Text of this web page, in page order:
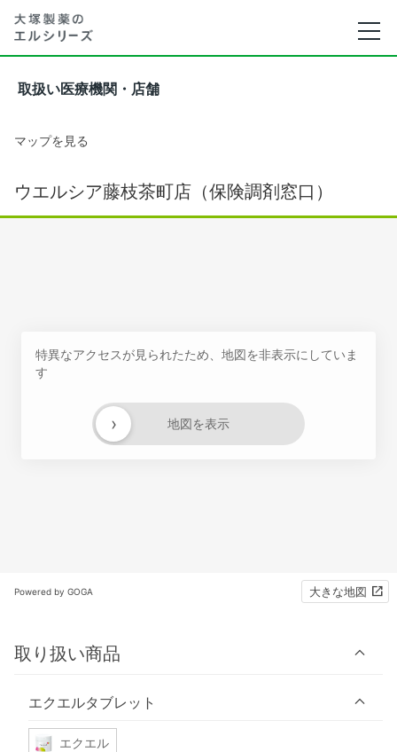
取扱い医療機関・店舗
マップを見る
ウエルシア藤枝茶町店（保険調剤窓口）
特異なアクセスが見られたため、地図を非表示にしていま
す
地図を表示
›
Powered by GOGA 大きな地図
取り扱い商品
エクエルタブレット
エクエル